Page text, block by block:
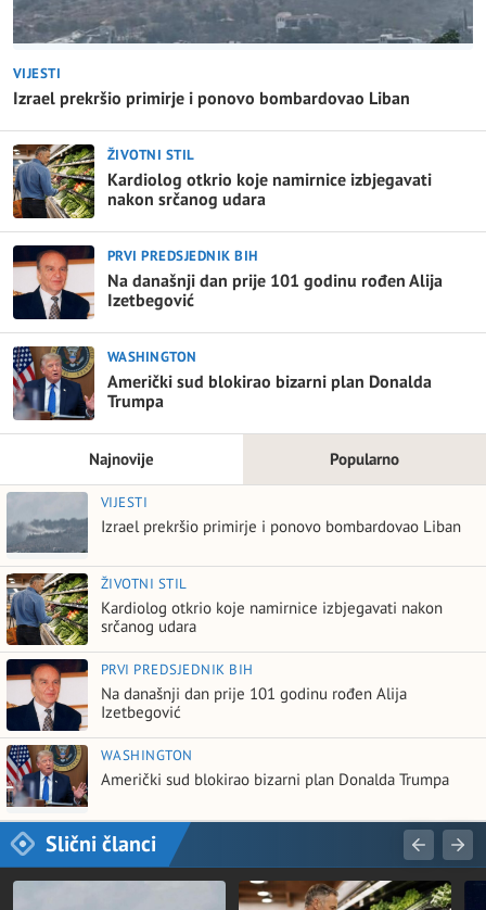
VIJESTI
Izrael prekršio primirje i ponovo bombardovao Liban
ŽIVOTNI STIL
Kardiolog otkrio koje namirnice izbjegavati
nakon srčanog udara
PRVI PREDSJEDNIK BIH
Na današnji dan prije 101 godinu rođen Alija
Izetbegović
WASHINGTON
Američki sud blokirao bizarni plan Donalda
Trumpa
Najnovije Popularno
VIJESTI
Izrael prekršio primirje i ponovo bombardovao Liban
ŽIVOTNI STIL
Kardiolog otkrio koje namirnice izbjegavati nakon
srčanog udara
PRVI PREDSJEDNIK BIH
Na današnji dan prije 101 godinu rođen Alija
Izetbegović
WASHINGTON
Američki sud blokirao bizarni plan Donalda Trumpa
Slični članci